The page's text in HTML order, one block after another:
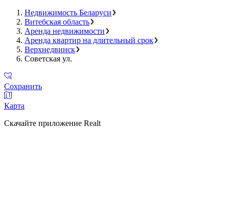
Недвижимость Беларуси
Витебская область
Аренда недвижимости
Аренда квартир на длительный срок
Верхнедвинск
Советская ул.
Сохранить
Карта
Скачайте приложение Realt